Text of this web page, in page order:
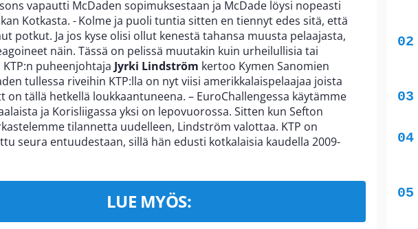
vapautti McDaden sopimuksestaan ja McDade löysi nopeasti
Kotkasta. - Kolme ja puoli tuntia sitten en tiennyt edes sitä, että
potkut. Ja jos kyse olisi ollut kenestä tahansa muusta pelaajasta,
näin. Tässä on pelissä muutakin kuin urheilullisia tai
puheenjohtaja Jyrki Lindström kertoo Kymen Sanomien
tullessa riveihin KTP:lla on nyt viisi amerikkalaispelaajaa joista
on tällä hetkellä loukkaantuneena. – EuroChallengessa käytämme
ja Korisliigassa yksi on lepovuorossa. Sitten kun Sefton
tilannetta uudelleen, Lindström valottaa. KTP on
seura entuudestaan, sillä hän edusti kotkalaisia kaudella 2009-
LUE MYÖS: